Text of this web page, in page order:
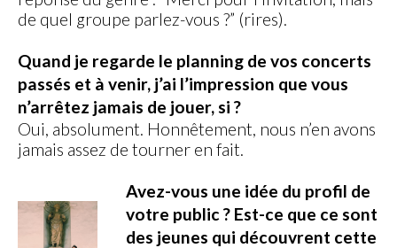
de quel groupe parlez-vous ?” (rires).
Quand je regarde le planning de vos concerts
passés et à venir, j’ai l’impression que vous
n’arrêtez jamais de jouer, si ?
Oui, absolument. Honnêtement, nous n’en avons
jamais assez de tourner en fait.
Avez-vous une idée du profil de
votre public ? Est-ce que ce sont
des jeunes qui découvrent cette